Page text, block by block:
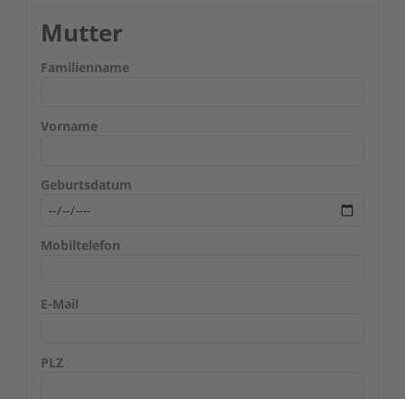
Mutter
Familienname
Vorname
Geburtsdatum
Mobiltelefon
E-Mail
PLZ